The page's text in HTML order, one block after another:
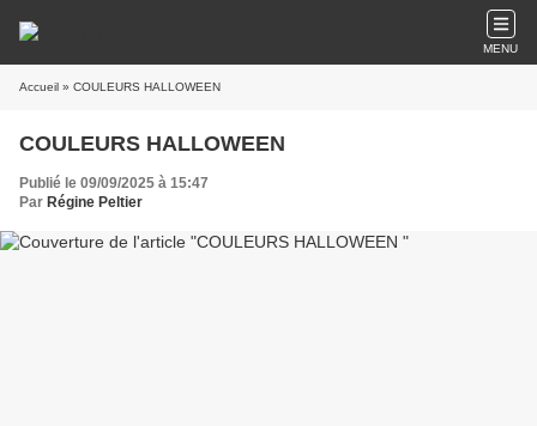
MENU
Accueil » COULEURS HALLOWEEN
COULEURS HALLOWEEN
Publié le 09/09/2025 à 15:47
Par Régine Peltier